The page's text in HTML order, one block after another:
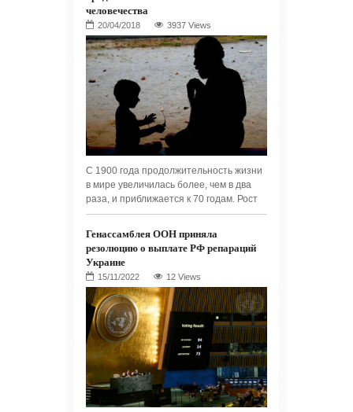
человечества
3937 Views
С 1900 года продолжительность жизни
в мире увеличилась более, чем в два
раза, и приближается к 70 годам. Рост
Генассамблея ООН приняла
резолюцию о выплате РФ репараций
Украине
12 Views